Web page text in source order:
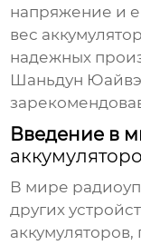
напряжение и
вес
надежных
Шаньдун
Введение в
В мире
других
аккумуляторов,